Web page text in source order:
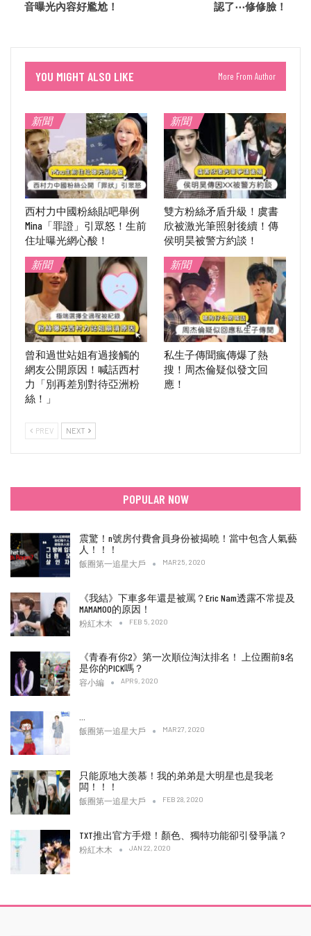
音曝光內容好尷尬！ 認了⋯修修臉！
YOU MIGHT ALSO LIKE More From Author
新聞
西村力中國粉絲貼吧舉例
Mina「罪證」引眾怒！生前
住址曝光網心酸！
新聞
雙方粉絲矛盾升級！虞書
欣被激光筆照射後續！傳
侯明昊被警方約談！
新聞
曾和過世站姐有過接觸的
網友公開原因！喊話西村
力「別再差別對待亞洲粉
絲！」
新聞
私生子傳聞瘋傳爆了熱
搜！周杰倫疑似發文回
應！
PREV NEXT
POPULAR NOW
震驚！n號房付費會員身份被揭曉！當中包含人氣藝
人！！！
飯圈第一追星大戶 MAR 25, 2020
《我結》下車多年還是被罵？Eric Nam透露不常提及
MAMAMOO的原因！
粉紅木木 FEB 5, 2020
《青春有你2》第一次順位淘汰排名！ 上位圈前9名
是你的PICK嗎？
容小編 APR 9, 2020
飯圈第一追星大戶 MAR 27, 2020
只能原地大羨慕！我的弟弟是大明星也是我老
闆！！！
飯圈第一追星大戶 FEB 28, 2020
TXT推出官方手燈！顏色、獨特功能卻引發爭議？
粉紅木木 JAN 22, 2020